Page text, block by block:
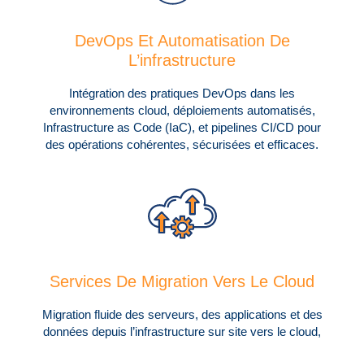
DevOps Et Automatisation De
L’infrastructure
Intégration des pratiques DevOps dans les
environnements cloud, déploiements automatisés,
Infrastructure as Code (IaC), et pipelines CI/CD pour
des opérations cohérentes, sécurisées et efficaces.
Services De Migration Vers Le Cloud
Migration fluide des serveurs, des applications et des
données depuis l’infrastructure sur site vers le cloud,